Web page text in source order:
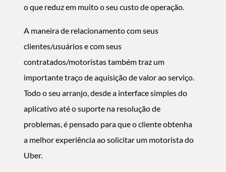
o que reduz em muito o seu custo de operação.
A maneira de relacionamento com seus
clientes/usuários e com seus
contratados/motoristas também traz um
importante traço de aquisição de valor ao serviço.
Todo o seu arranjo, desde a interface simples do
aplicativo até o suporte na resolução de
problemas, é pensado para que o cliente obtenha
a melhor experiência ao solicitar um motorista do
Uber.